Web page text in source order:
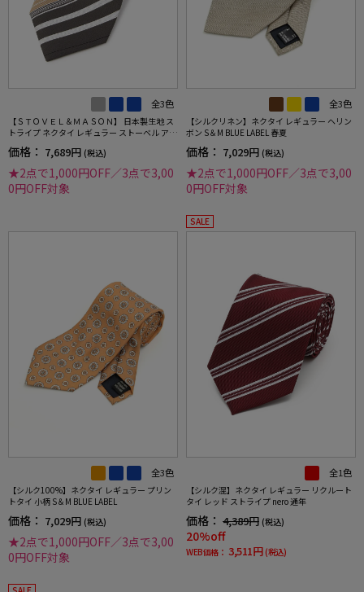
全3色
【ＳＴＯＶＥＬ＆ＭＡＳＯＮ】 日本製生地 ス
トライプ ネクタイ レギュラー ストーベル アン
ド メイソン 春夏
価格： 7,689円 (税込)
★2点で1,000円OFF／3点で3,00
0円OFF対象
全3色
【シルクリネン】ネクタイ レギュラー ヘリン
ボン S＆M BLUE LABEL 春夏
価格： 7,029円 (税込)
★2点で1,000円OFF／3点で3,00
0円OFF対象
全3色
【シルク100%】ネクタイ レギュラー プリン
トタイ 小柄 S＆M BLUE LABEL
価格： 7,029円 (税込)
★2点で1,000円OFF／3点で3,00
0円OFF対象
SALE
全1色
【シルク混】ネクタイ レギュラー リクルート
タイ レッド ストライプ nero 通年
価格： 4,389円 (税込)
20%off
WEB価格： 3,511円 (税込)